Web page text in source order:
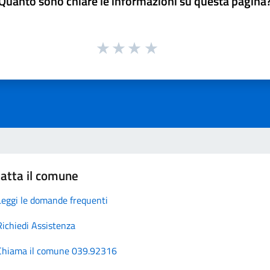
il comune
le domande frequenti
Assistenza
il comune 039.92316